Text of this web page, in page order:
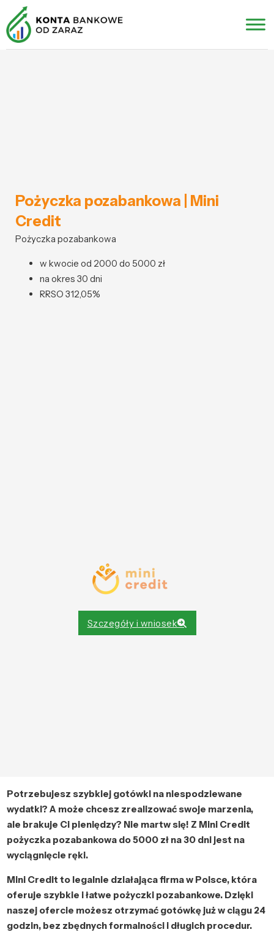
Pożyczka pozabankowa | Mini
Credit
Pożyczka pozabankowa
w kwocie od 2000 do 5000 zł
na okres 30 dni
RRSO 312,05%
Szczegóły i wniosek
Potrzebujesz szybkiej gotówki na niespodziewane
wydatki? A może chcesz zrealizować swoje marzenia,
ale brakuje Ci pieniędzy? Nie martw się! Z Mini Credit
pożyczka pozabankowa do 5000 zł na 30 dni jest na
wyciągnięcie ręki.
Mini Credit to legalnie działająca firma w Polsce, która
oferuje szybkie i łatwe pożyczki pozabankowe. Dzięki
naszej ofercie możesz otrzymać gotówkę już w ciągu 24
godzin, bez zbędnych formalności i długich procedur.